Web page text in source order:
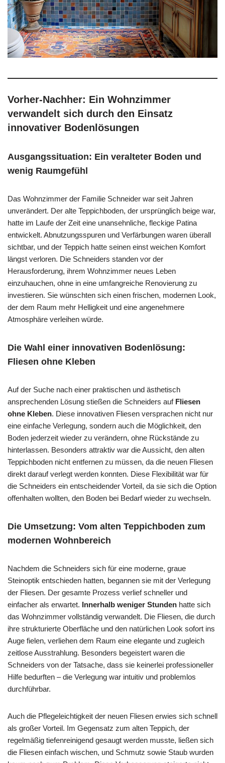
Vorher-Nachher: Ein Wohnzimmer
verwandelt sich durch den Einsatz
innovativer Bodenlösungen
Ausgangssituation: Ein veralteter Boden und
wenig Raumgefühl
Das Wohnzimmer der Familie Schneider war seit Jahren
unverändert. Der alte Teppichboden, der ursprünglich beige war,
hatte im Laufe der Zeit eine unansehnliche, fleckige Patina
entwickelt. Abnutzungsspuren und Verfärbungen waren überall
sichtbar, und der Teppich hatte seinen einst weichen Komfort
längst verloren. Die Schneiders standen vor der
Herausforderung, ihrem Wohnzimmer neues Leben
einzuhauchen, ohne in eine umfangreiche Renovierung zu
investieren. Sie wünschten sich einen frischen, modernen Look,
der dem Raum mehr Helligkeit und eine angenehmere
Atmosphäre verleihen würde.
Die Wahl einer innovativen Bodenlösung:
Fliesen ohne Kleben
Auf der Suche nach einer praktischen und ästhetisch
ansprechenden Lösung stießen die Schneiders auf Fliesen
ohne Kleben. Diese innovativen Fliesen versprachen nicht nur
eine einfache Verlegung, sondern auch die Möglichkeit, den
Boden jederzeit wieder zu verändern, ohne Rückstände zu
hinterlassen. Besonders attraktiv war die Aussicht, den alten
Teppichboden nicht entfernen zu müssen, da die neuen Fliesen
direkt darauf verlegt werden konnten. Diese Flexibilität war für
die Schneiders ein entscheidender Vorteil, da sie sich die Option
offenhalten wollten, den Boden bei Bedarf wieder zu wechseln.
Die Umsetzung: Vom alten Teppichboden zum
modernen Wohnbereich
Nachdem die Schneiders sich für eine moderne, graue
Steinoptik entschieden hatten, begannen sie mit der Verlegung
der Fliesen. Der gesamte Prozess verlief schneller und
einfacher als erwartet. Innerhalb weniger Stunden hatte sich
das Wohnzimmer vollständig verwandelt. Die Fliesen, die durch
ihre strukturierte Oberfläche und den natürlichen Look sofort ins
Auge fielen, verliehen dem Raum eine elegante und zugleich
zeitlose Ausstrahlung. Besonders begeistert waren die
Schneiders von der Tatsache, dass sie keinerlei professioneller
Hilfe bedurften – die Verlegung war intuitiv und problemlos
durchführbar.
Auch die Pflegeleichtigkeit der neuen Fliesen erwies sich schnell
als großer Vorteil. Im Gegensatz zum alten Teppich, der
regelmäßig tiefenreinigend gesaugt werden musste, ließen sich
die Fliesen einfach wischen, und Schmutz sowie Staub wurden